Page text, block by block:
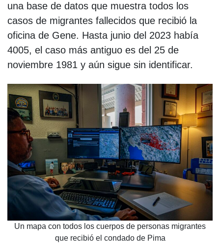
una base de datos que muestra todos los
casos de migrantes fallecidos que recibió la
oficina de Gene. Hasta junio del 2023 había
4005, el caso más antiguo es del 25 de
noviembre 1981 y aún sigue sin identificar.
Un mapa con todos los cuerpos de personas migrantes
que recibió el condado de Pima